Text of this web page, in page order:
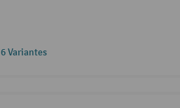
6 Variantes